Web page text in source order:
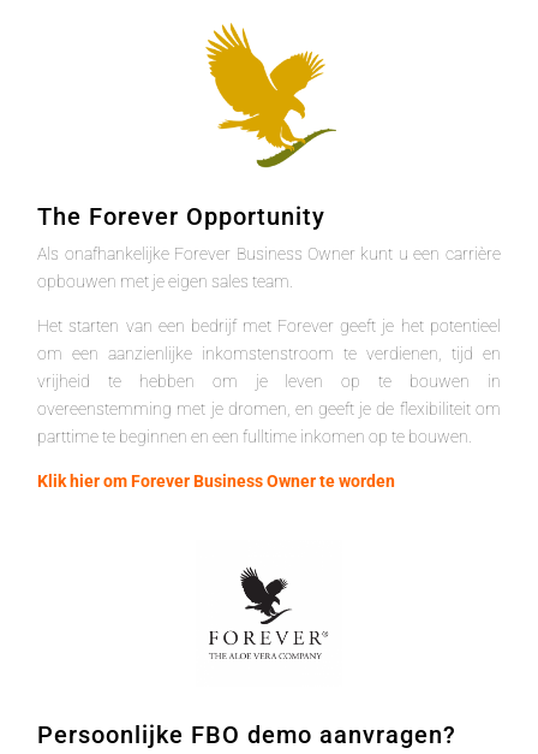
The Forever Opportunity
Als onafhankelijke Forever Business Owner kunt u een carrière
opbouwen met je eigen sales team.
Het starten van een bedrijf met Forever geeft je het potentieel
om een aanzienlijke inkomstenstroom te verdienen, tijd en
vrijheid te hebben om je leven op te bouwen in
overeenstemming met je dromen, en geeft je de flexibiliteit om
parttime te beginnen en een fulltime inkomen op te bouwen.
Klik hier om Forever Business Owner te worden
Persoonlijke FBO demo aanvragen?